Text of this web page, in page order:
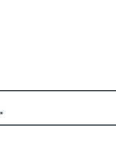
*